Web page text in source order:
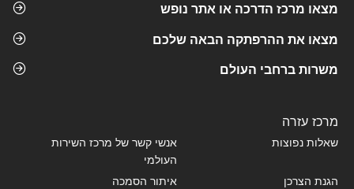
מצאו מרכז הדרכה או אתר נופש
מצאו את ההרפתקה הבאה שלכם
משרות ברחבי העולם
מרכז עזרה
שאלות נפוצות
אנשי קשר של מרכז השירות
העולמי
הגנת הצרכן
איתור הסמכה